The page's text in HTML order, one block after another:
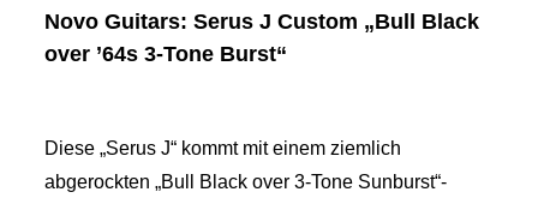
Novo Guitars: Serus J Custom „Bull Black
over ’64s 3-Tone Burst“
Diese „Serus J“ kommt mit einem ziemlich
abgerockten „Bull Black over 3-Tone Sunburst“-